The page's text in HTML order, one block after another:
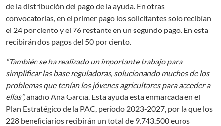
de la distribución del pago de la ayuda. En otras
convocatorias, en el primer pago los solicitantes solo recibían
el 24 por ciento y el 76 restante en un segundo pago. En esta
recibirán dos pagos del 50 por ciento.
“También se ha realizado un importante trabajo para
simplificar las base reguladoras, solucionando muchos de los
problemas que tenían los jóvenes agricultores para acceder a
ellas”,añadió Ana García. Esta ayuda está enmarcada en el
Plan Estratégico de la PAC, período 2023-2027, por la que los
228 beneficiarios recibirán un total de 9.743.500 euros